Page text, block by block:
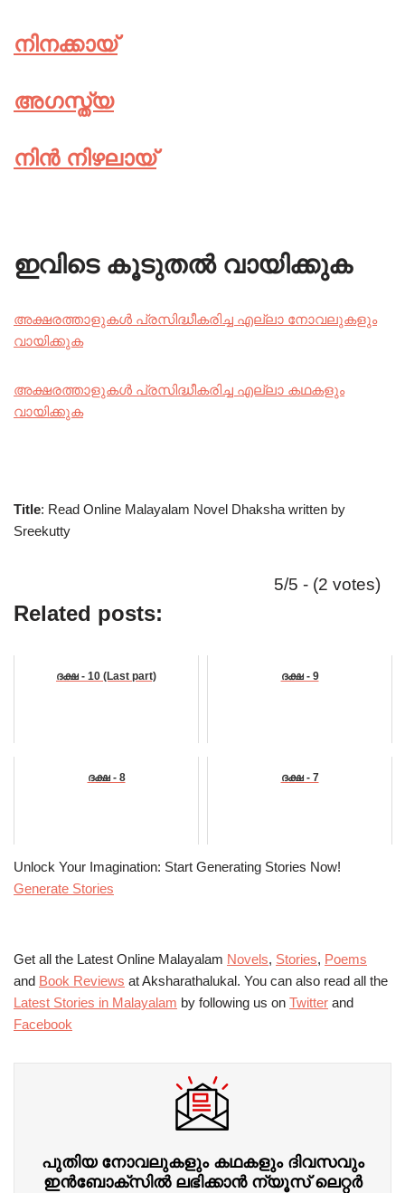
നിനക്കായ്‌
അഗസ്ത്യ
നിൻ നിഴലായ്
ഇവിടെ കൂടുതൽ വായിക്കുക
അക്ഷരത്താളുകൾ പ്രസിദ്ധീകരിച്ച എല്ലാ നോവലുകളും
വായിക്കുക
അക്ഷരത്താളുകൾ പ്രസിദ്ധീകരിച്ച എല്ലാ കഥകളും
വായിക്കുക
Title: Read Online Malayalam Novel Dhaksha written by
Sreekutty
5/5 - (2 votes)
Related posts:
ദക്ഷ - 10 (Last part) ദക്ഷ - 9
ദക്ഷ - 8 ദക്ഷ - 7
Unlock Your Imagination: Start Generating Stories Now!
Generate Stories
Get all the Latest Online Malayalam Novels, Stories, Poems
and Book Reviews at Aksharathalukal. You can also read all the
Latest Stories in Malayalam by following us on Twitter and
Facebook
പുതിയ നോവലുകളും കഥകളും ദിവസവും
ഇന്‍ബോക്‌സില്‍ ലഭിക്കാന്‍ ന്യൂസ് ലെറ്റർ